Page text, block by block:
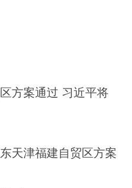
方案通过 习近平将
天津福建自贸区方案